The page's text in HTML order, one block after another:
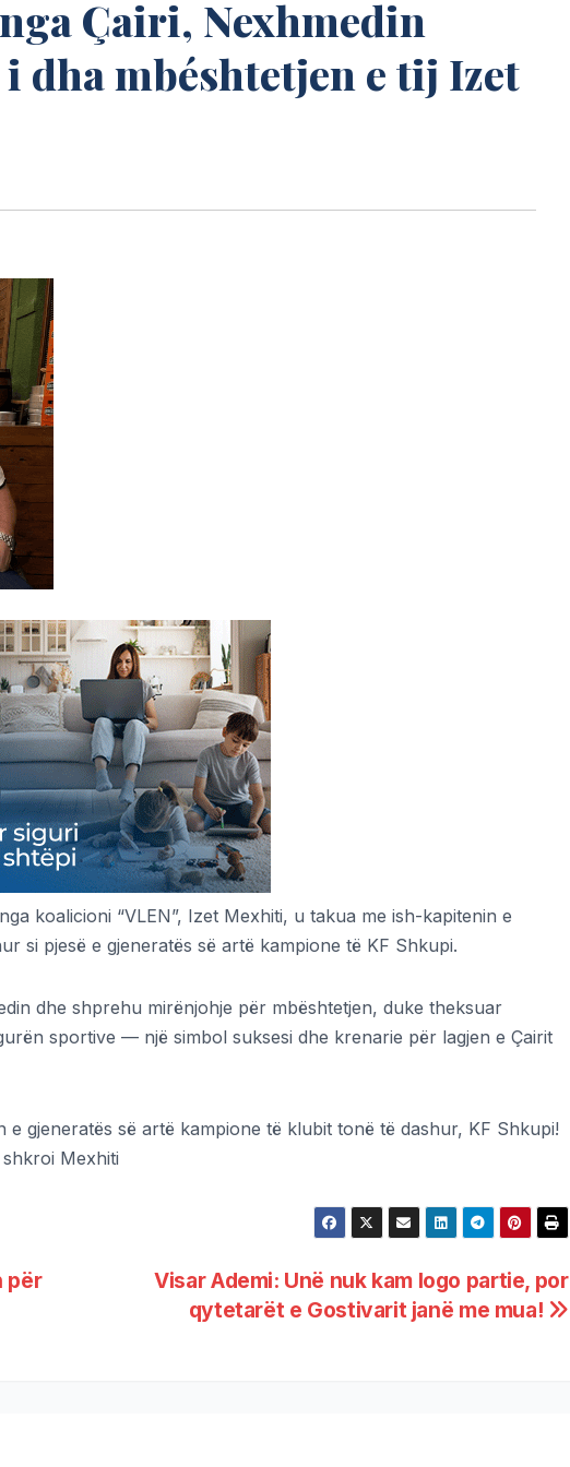
Çairi, Nexhmedin
i dha mbéshtetjen e tij Izet
koalicioni “VLEN”, Izet Mexhiti, u takua me ish-kapitenin e
si pjesë e gjeneratës së artë kampione të KF Shkupi.
dhe shprehu mirënjohje për mbështetjen, duke theksuar
sportive — një simbol suksesi dhe krenarie për lagjen e Çairit
e gjeneratës së artë kampione të klubit tonë të dashur, KF Shkupi!
Mexhiti
Visar Ademi: Unë nuk kam logo partie, por
qytetarët e Gostivarit janë me mua!
për